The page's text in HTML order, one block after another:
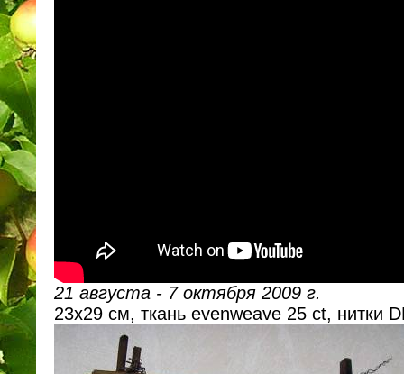
21 августа - 7 октября 2009 г.
23х29 см, ткань evenweave 25 ct, нитки